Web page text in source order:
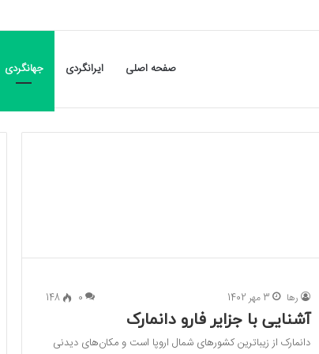
صفحه اصلی ایرانگردی جهانگردی
رها 3 مهر 1402 0
148
آشنایی با جزایر فارو دانمارک
دانمارک از زیباترین کشورهای شمال اروپا است و مکان‌های دیدنی